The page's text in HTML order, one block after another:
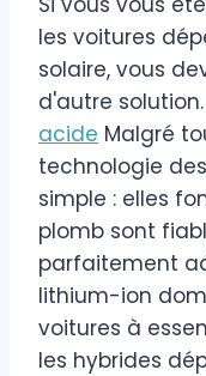
les voitures
solaire, vous
d'autre solution.
acide Malgré
technologie
simple : elles
plomb sont
parfaitement
lithium-ion
voitures à
les hybrides